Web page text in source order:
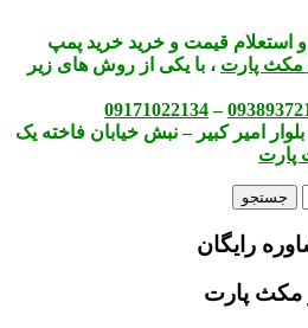
استعلام قیمت و خرید خرید پمپ
پارت ، با یکی از روش های زیر
–
09171022134
امیر کبیر – نبش خیابان فاخته یک
پارت
جستجو
رایگان
مکث پارت